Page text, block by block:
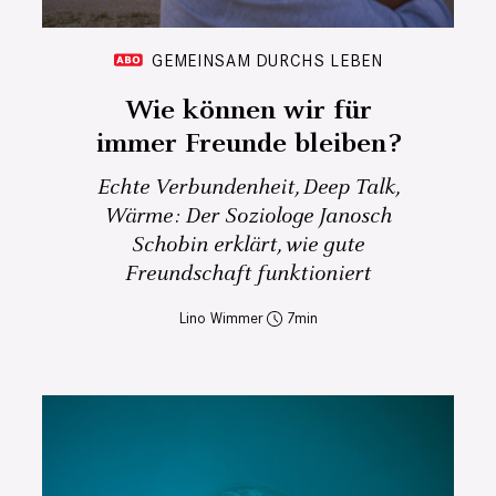
GEMEINSAM DURCHS LEBEN
Wie können wir für
immer Freunde bleiben?
Echte Verbundenheit, Deep Talk,
Wärme: Der Soziologe Janosch
Schobin erklärt, wie gute
Freundschaft funktioniert
Lino Wimmer 7